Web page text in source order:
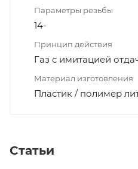
Параметры резьбы
14-
Принцип действия
Газ с имитацией
Материал изготовления
Пластик / полимер
Статьи